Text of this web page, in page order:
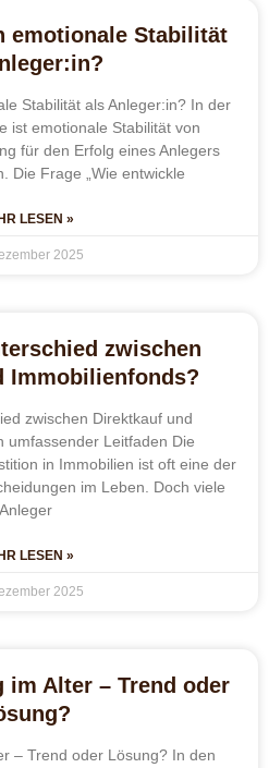
emotionale Stabilität
Stabilität als Anleger:in? In der
ist emotionale Stabilität von
für den Erfolg eines Anlegers
Die Frage „Wie entwickle
LESEN »
2025
zwischen
Immobilienfonds?
zwischen Direktkauf und
umfassender Leitfaden Die
in Immobilien ist oft eine der
im Leben. Doch viele
Anleger
LESEN »
2025
im Alter – Trend oder
– Trend oder Lösung? In den